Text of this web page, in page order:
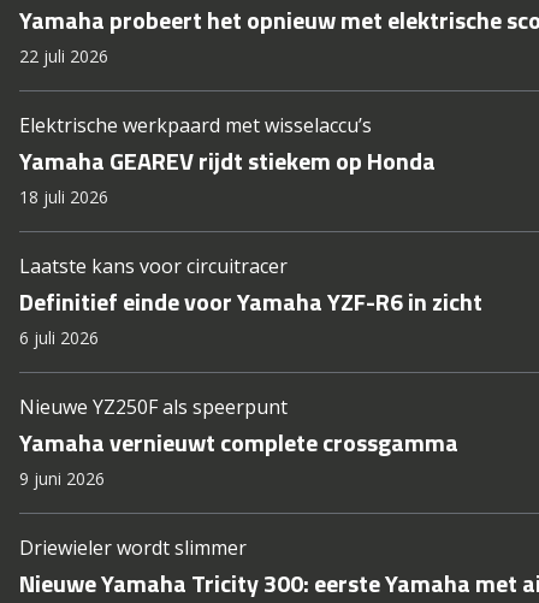
Yamaha probeert het opnieuw met elektrische
22 juli 2026
Elektrische werkpaard met wisselaccu’s
Yamaha GEAREV rijdt stiekem op Honda
18 juli 2026
Laatste kans voor circuitracer
Definitief einde voor Yamaha YZF-R6 in zicht
6 juli 2026
Nieuwe YZ250F als speerpunt
Yamaha vernieuwt complete crossgamma
9 juni 2026
Driewieler wordt slimmer
Nieuwe Yamaha Tricity 300: eerste Yamaha met